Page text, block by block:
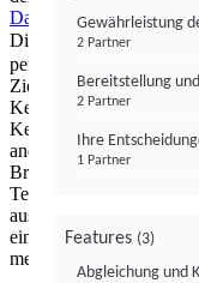
Datenschutzerklärung
Dienste nutzen wir
personalisierte
Zielgruppenforschung.
Kennungen (z. B. login-
Kennungen,
anderen Informationen
Browserinformationen,
Technologien usw.) auf
ausgelesen werden, um
eine App oder einer
mehrere der hier
Gewährleistung
2 Partner
Bereitstellung
2 Partner
Ihre
1 Partner
Features (3)
Abgleichung und